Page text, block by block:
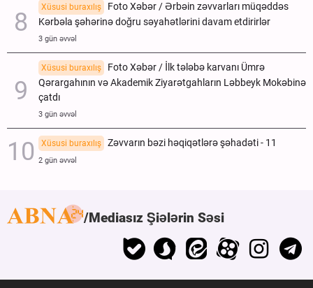
Xüsusi buraxılış
Foto Xəbər / Ərbəin zəvvarları müqəddəs
Kərbəla şəhərinə doğru səyahətlərini davam etdirirlər
3 gün əvvəl
Xüsusi buraxılış
Foto Xəbər / İlk tələbə karvanı Ümrə
Qərargahının və Akademik Ziyarətgahların Ləbbeyk Mokəbinə
çatdı
3 gün əvvəl
Xüsusi buraxılış Zəvvarın bəzi həqiqətlərə şəhadəti - 11
2 gün əvvəl
Mediasız Şiələrin Səsi